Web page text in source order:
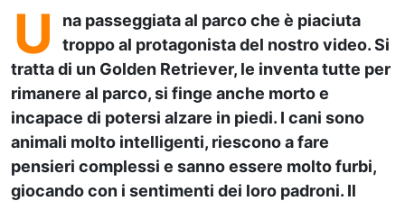
U
na passeggiata al parco che è piaciuta
troppo al protagonista del nostro video. Si
tratta di un Golden Retriever, le inventa tutte per
rimanere al parco, si finge anche morto e
incapace di potersi alzare in piedi. I cani sono
animali molto intelligenti, riescono a fare
pensieri complessi e sanno essere molto furbi,
giocando con i sentimenti dei loro padroni. Il